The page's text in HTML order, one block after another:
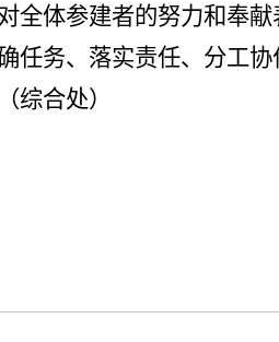
全体参建者的努力和奉
任务、落实责任、分工
综合处）